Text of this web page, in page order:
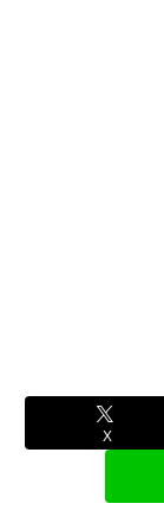
X